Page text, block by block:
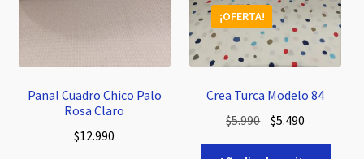
Panal Cuadro Chico Palo
Rosa Claro
$12.990
Crea Turca Modelo 84
¡OFERTA!
$5.990 El
precio
$5.490
precio